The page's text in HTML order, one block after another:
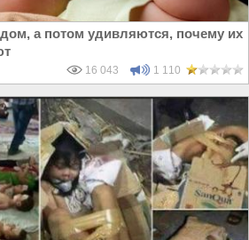
а потом удивляются, почему их
16 043 1 110